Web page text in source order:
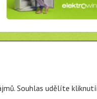
Souhlas udělíte